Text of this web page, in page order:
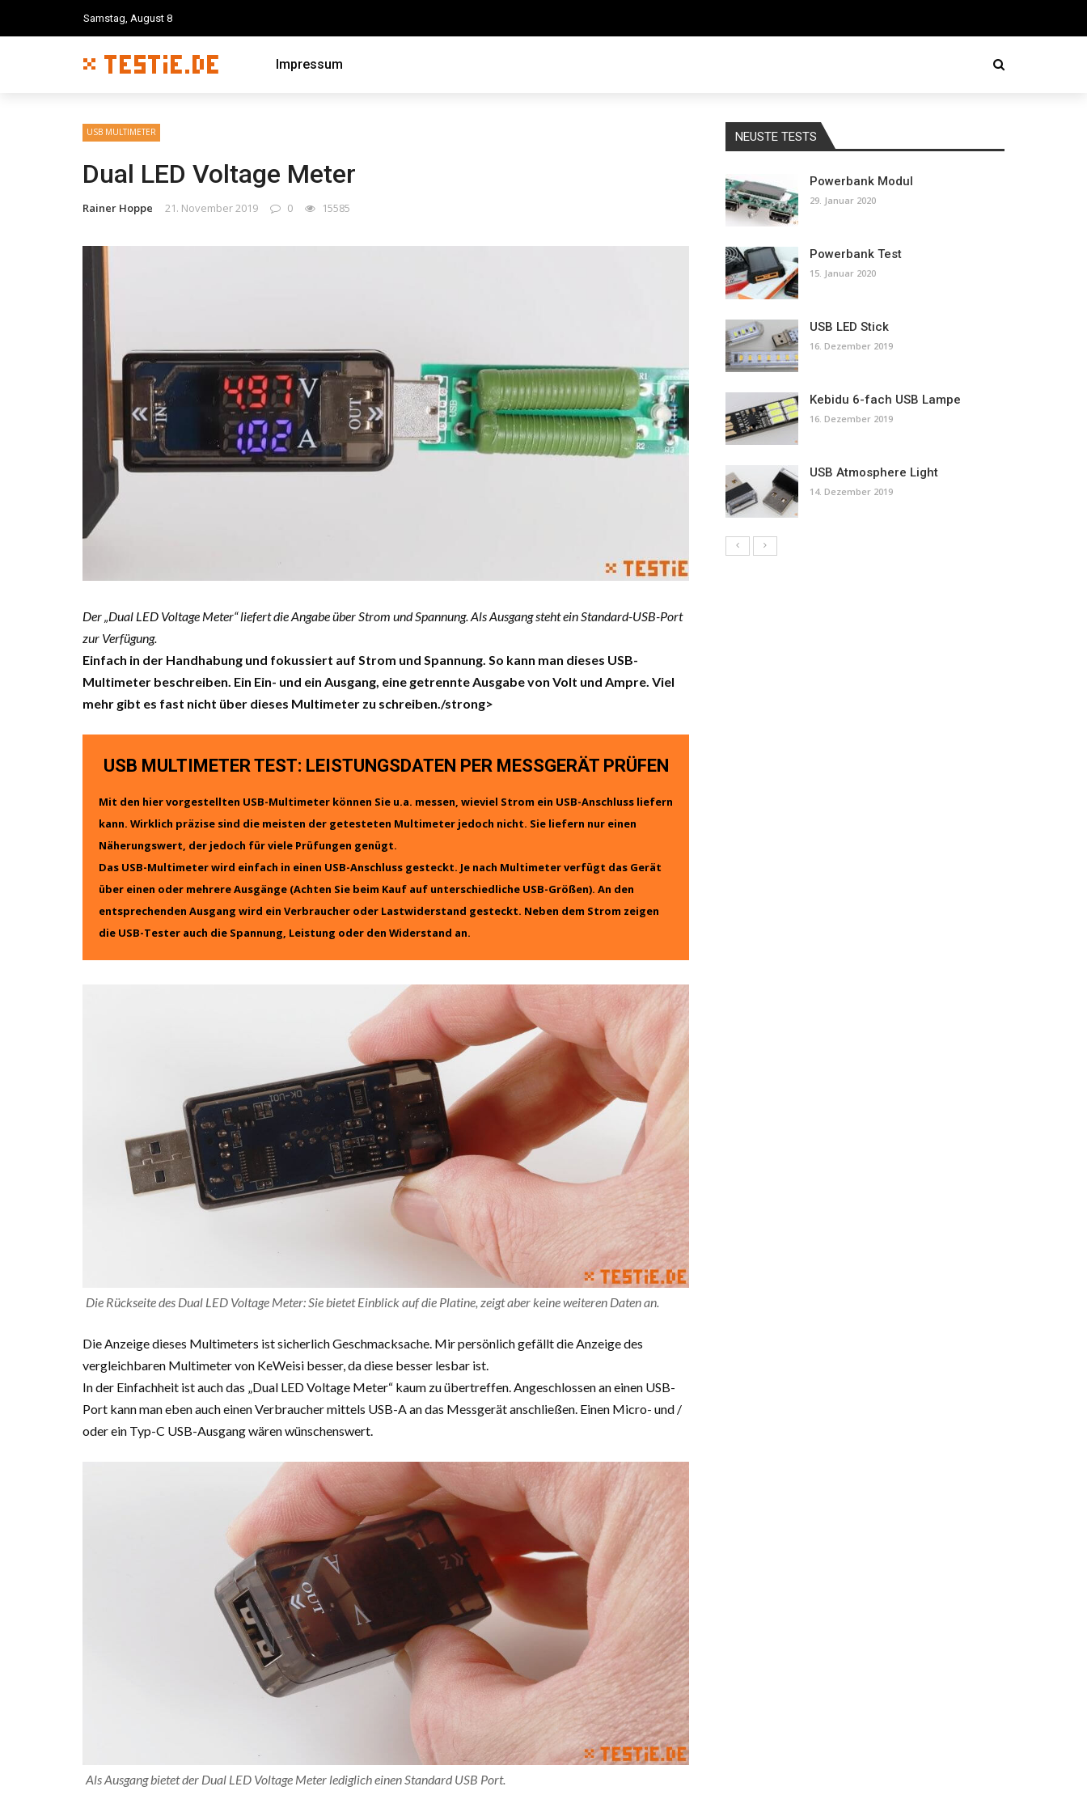
Samstag, August 8
Impressum
USB MULTIMETER
Dual LED Voltage Meter
Rainer Hoppe 21. November 2019 0 15585
Der „Dual LED Voltage Meter“ liefert die Angabe über Strom und Spannung. Als Ausgang steht ein Standard-USB-Port
zur Verfügung.
Einfach in der Handhabung und fokussiert auf Strom und Spannung. So kann man dieses USB-
Multimeter beschreiben. Ein Ein- und ein Ausgang, eine getrennte Ausgabe von Volt und Ampre. Viel
mehr gibt es fast nicht über dieses Multimeter zu schreiben./strong>
USB MULTIMETER TEST: LEISTUNGSDATEN PER MESSGERÄT PRÜFEN
Mit den hier vorgestellten USB-Multimeter können Sie u.a. messen, wieviel Strom ein USB-Anschluss liefern
kann. Wirklich präzise sind die meisten der getesteten Multimeter jedoch nicht. Sie liefern nur einen
Näherungswert, der jedoch für viele Prüfungen genügt.
Das USB-Multimeter wird einfach in einen USB-Anschluss gesteckt. Je nach Multimeter verfügt das Gerät
über einen oder mehrere Ausgänge (Achten Sie beim Kauf auf unterschiedliche USB-Größen). An den
entsprechenden Ausgang wird ein Verbraucher oder Lastwiderstand gesteckt. Neben dem Strom zeigen
die USB-Tester auch die Spannung, Leistung oder den Widerstand an.
Die Rückseite des Dual LED Voltage Meter: Sie bietet Einblick auf die Platine, zeigt aber keine weiteren Daten an.
Die Anzeige dieses Multimeters ist sicherlich Geschmacksache. Mir persönlich gefällt die Anzeige des
vergleichbaren Multimeter von KeWeisi besser, da diese besser lesbar ist.
In der Einfachheit ist auch das „Dual LED Voltage Meter“ kaum zu übertreffen. Angeschlossen an einen USB-
Port kann man eben auch einen Verbraucher mittels USB-A an das Messgerät anschließen. Einen Micro- und /
oder ein Typ-C USB-Ausgang wären wünschenswert.
Als Ausgang bietet der Dual LED Voltage Meter lediglich einen Standard USB Port.
NEUSTE TESTS
Powerbank Modul
29. Januar 2020
Powerbank Test
15. Januar 2020
USB LED Stick
16. Dezember 2019
Kebidu 6-fach USB Lampe
16. Dezember 2019
USB Atmosphere Light
14. Dezember 2019